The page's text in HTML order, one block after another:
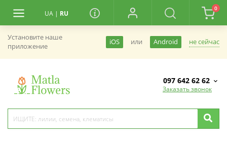
UA | RU
0
Установите наше
приложение
iOS или Android не сейчас
097 642 62 62
Заказать звонок